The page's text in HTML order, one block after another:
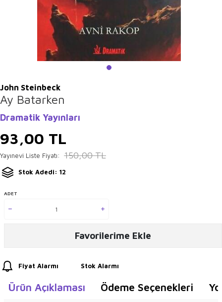
John Steinbeck
Ay Batarken
Dramatik Yayınları
93,00 TL
Yayınevi Liste Fiyatı: 150,00TL
Stok Adedi: 12
ADET
Favorilerime Ekle
Fiyat Alarmı Stok Alarmı
Ürün Açıklaması Ödeme Seçenekleri